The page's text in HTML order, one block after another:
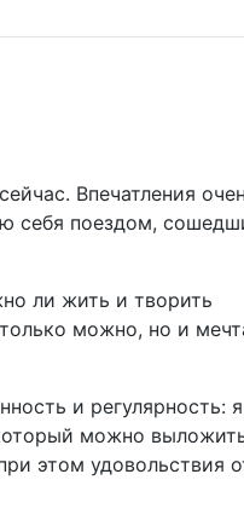
Впечатления
себя поездом,
ли жить и творить
можно, но и
и регулярность: я
можно
этом удовольствия